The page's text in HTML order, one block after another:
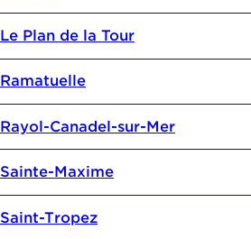
Le Plan de la Tour
Ramatuelle
Rayol-Canadel-sur-Mer
Sainte-Maxime
Saint-Tropez